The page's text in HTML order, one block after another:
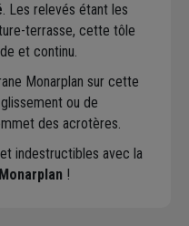
. Les relevés étant les
terrasse, cette tôle
et continu.
Monarplan sur cette
ou de
des acrotères.
indestructibles avec la
!